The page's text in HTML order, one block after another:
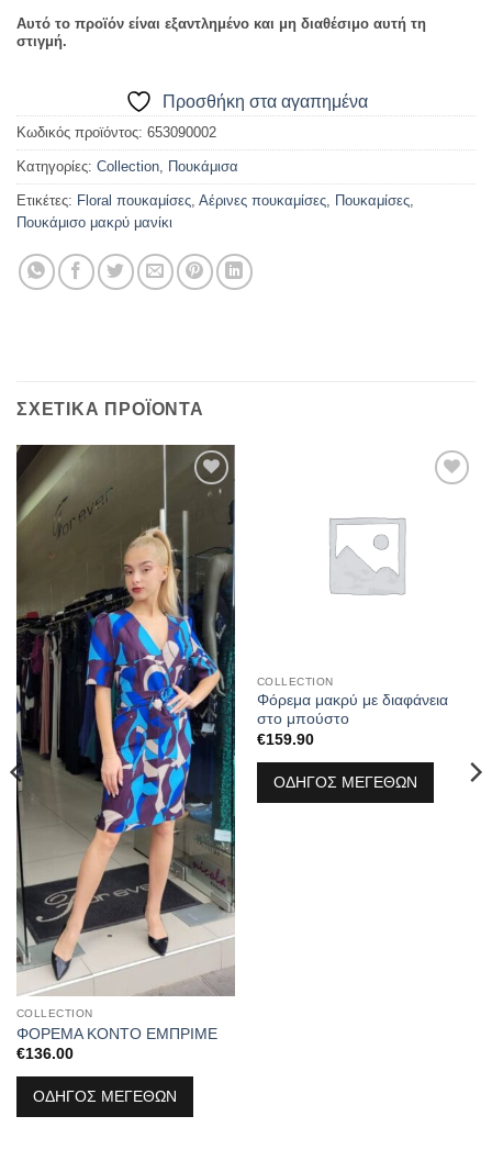
Αυτό το προϊόν είναι εξαντλημένο και μη διαθέσιμο αυτή τη
στιγμή.
Προσθήκη στα αγαπημένα
Κωδικός προϊόντος: 653090002
Κατηγορίες: Collection Πουκάμισα
Ετικέτες: Floral πουκαμίσες Αέρινες πουκαμίσες Πουκαμίσες
Πουκάμισο μακρύ μανίκι
ΣΧΕΤΙΚΆ ΠΡΟΪΌΝΤΑ
Προσθήκη
στα
αγαπημένα
COLLECTION
ΦΟΡΕΜΑ ΚΟΝΤΟ ΕΜΠΡΙΜΕ
€136.00
ΟΔΗΓΟΣ ΜΕΓΕΘΩΝ
COLLECTION
Φόρεμα μακρύ με διαφάνεια
στο μπούστο
€159.90
ΟΔΗΓΟΣ ΜΕΓΕΘΩΝ